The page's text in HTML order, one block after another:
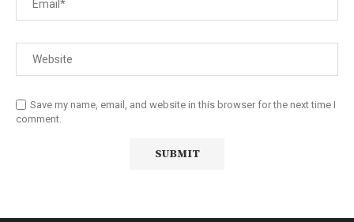
Save my name, email, and website in this browser for the next time I
comment.